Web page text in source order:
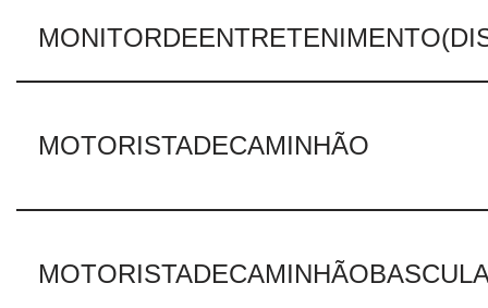
MOTORISTADECAMINHÃO